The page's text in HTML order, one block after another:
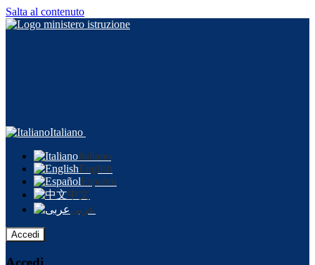
Salta al contenuto
Italiano
Italiano
English
Español
中文
عربى
Accedi